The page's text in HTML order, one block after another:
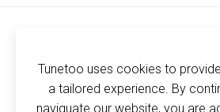
Tunetoo uses cookies to
a tailored experience. By
naviguate our website, you are